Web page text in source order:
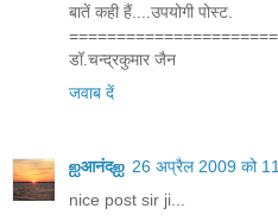
बातें कही हैं....उपयोगी पोस्ट.
डॉ.चन्द्रकुमार जैन
जवाब दें
ஐआनंदஐ 26 अप्रैल 2009 को
nice post sir ji...